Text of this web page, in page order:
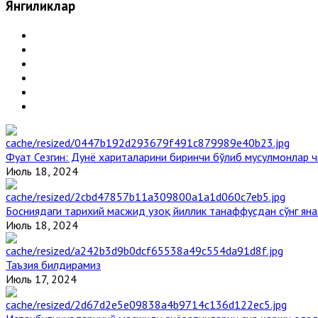
Янгиликлар
Фуат Сезгин: Дунё хариталарини биринчи бўлиб мусулмонлар
Июль 18, 2024
Босниядаги тарихий масжид узоқ йиллик танаффусдан сўнг
Июль 18, 2024
Таъзия билдирамиз
Июль 17, 2024